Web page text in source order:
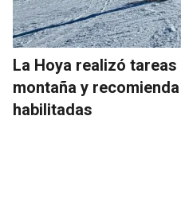
La Hoya realizó
montaña y
habilitadas